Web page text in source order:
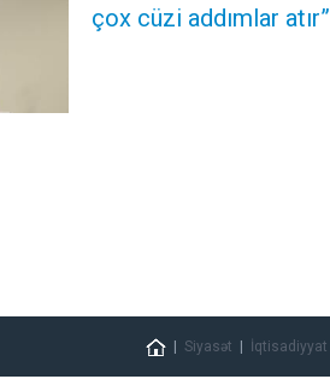
çox cüzi addımlar atır”
Siyasət İqtisadiyyat